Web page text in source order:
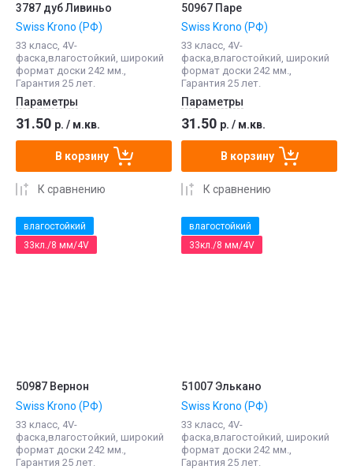
3787 дуб Ливиньо
Swiss Krono (РФ)
33 класс, 4V-
фаска,влагостойкий, широкий
формат доски 242 мм.,
Гарантия 25 лет.
Параметры
31.50 р. / м.кв.
В корзину
К сравнению
50967 Паре
Swiss Krono (РФ)
33 класс, 4V-
фаска,влагостойкий, широкий
формат доски 242 мм.,
Гарантия 25 лет.
Параметры
31.50 р. / м.кв.
В корзину
К сравнению
влагостойкий
33кл./8 мм/4V
50987 Вернон
Swiss Krono (РФ)
33 класс, 4V-
фаска,влагостойкий, широкий
формат доски 242 мм.,
Гарантия 25 лет.
влагостойкий
33кл./8 мм/4V
51007 Элькано
Swiss Krono (РФ)
33 класс, 4V-
фаска,влагостойкий, широкий
формат доски 242 мм.,
Гарантия 25 лет.